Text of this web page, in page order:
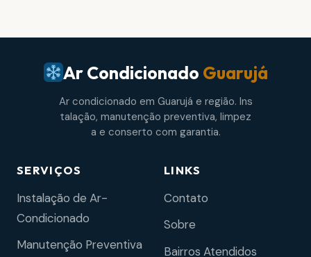
Ar Condicionado Guarujá
Ar condicionado em Guarujá e região. Ins
talação, manutenção preventiva, limpez
a e conserto com garantia.
SERVIÇOS
Instalação de Ar-
Condicionado
Manutenção Preventiva
LINKS
Contato
Sobre
Bairros Atendidos